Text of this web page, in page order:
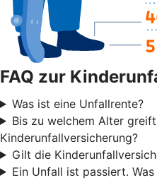
FAQ zur
Was ist eine Unfallrente?
Bis zu welchem Alter
Kinderunfallversicherung?
Gilt die
Ein Unfall ist passiert.